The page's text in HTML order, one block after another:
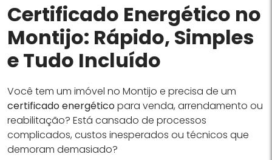
Certificado Energético no
Montijo: Rápido, Simples
e Tudo Incluído
Você tem um imóvel no Montijo e precisa de um
certificado energéticopara venda, arrendamento ou
reabilitação? Está cansado de processos
complicados, custos inesperados ou técnicos que
demoram demasiado?